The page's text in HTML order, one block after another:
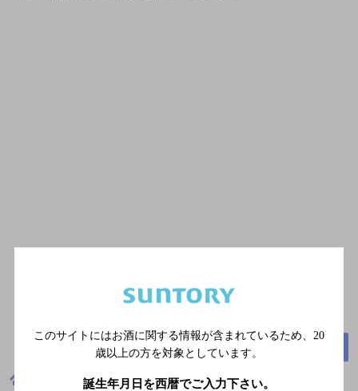
群馬県桐生市境野町1丁目849-1
お好み焼き お好み焼き 笑天 メニュー
このサイトにはお酒に関する情報が含まれているため、 20
歳以上の方を対象としています。
誕生年月日を西暦でご入力下さい。